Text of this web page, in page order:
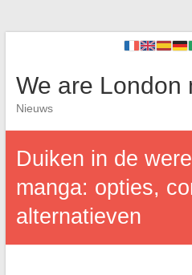
We are London
Nieuws
Duiken in de
manga: opties,
alternatieven